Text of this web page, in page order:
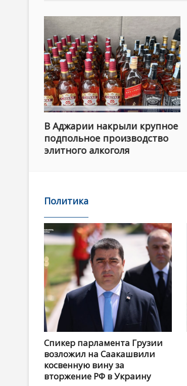
В Аджарии накрыли крупное
подпольное производство
элитного алкоголя
Политика
Спикер парламента Грузии
возложил на Саакашвили
косвенную вину за
вторжение РФ в Украину